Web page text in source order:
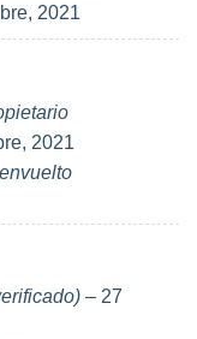
2021
2021
– 27